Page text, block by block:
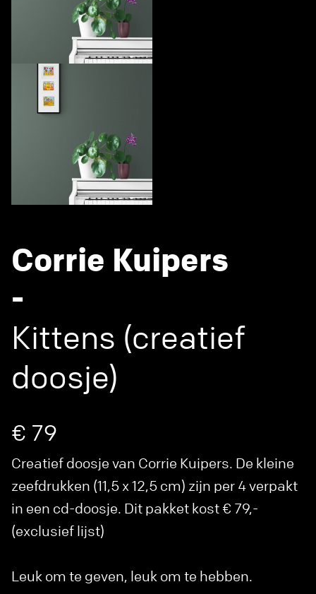
Corrie Kuipers
-
Kittens (creatief
doosje)
€ 79
Creatief doosje van Corrie Kuipers. De kleine
zeefdrukken (11,5 x 12,5 cm) zijn per 4 verpakt
in een cd-doosje. Dit pakket kost € 79,-
(exclusief lijst)
Leuk om te geven, leuk om te hebben.